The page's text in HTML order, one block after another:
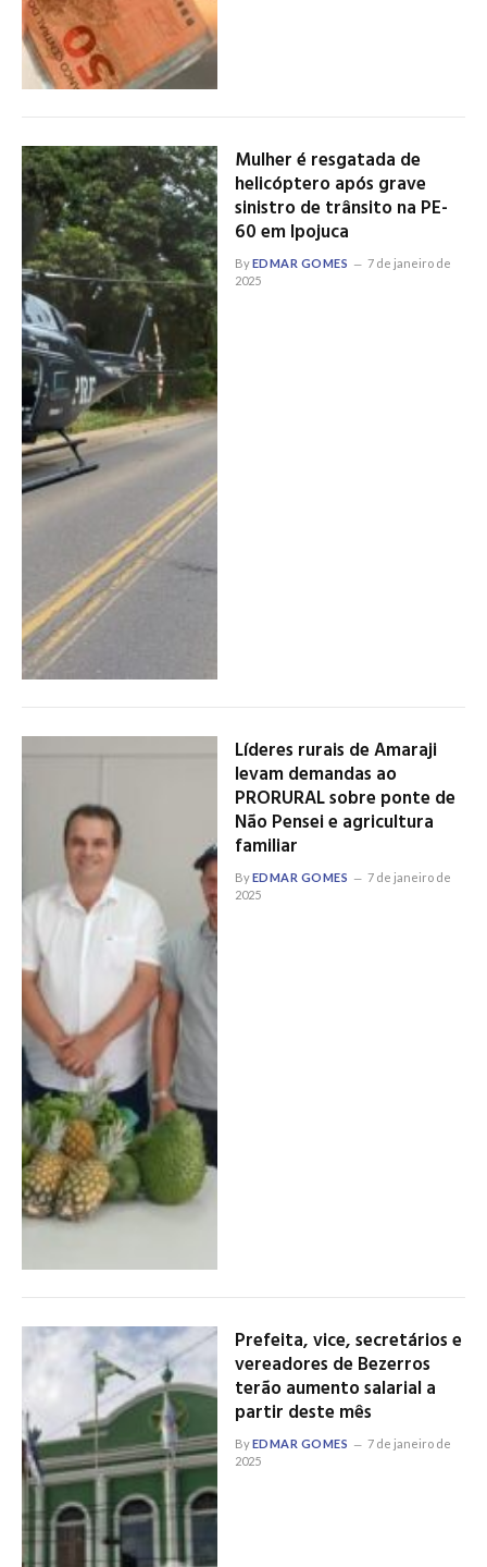
Mulher é resgatada de
helicóptero após grave
sinistro de trânsito na PE-
60 em Ipojuca
ByEDMAR GOMES
7 de janeiro de
2025
Líderes rurais de Amaraji
levam demandas ao
PRORURAL sobre ponte de
Não Pensei e agricultura
familiar
ByEDMAR GOMES
7 de janeiro de
2025
Prefeita, vice, secretários e
vereadores de Bezerros
terão aumento salarial a
partir deste mês
ByEDMAR GOMES
7 de janeiro de
2025